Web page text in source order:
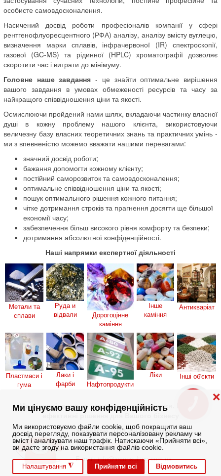
Ми цінуємо вашу конфіденційність
Ми використовуємо файли cookie, щоб покращити ваш
досвід перегляду, показувати персоналізовану рекламу чи
вміст і аналізувати наш трафік. Натискаючи «Прийняти всі»,
ви даєте згоду на використання файлів cookie.
Налаштування ◮ Прийняти всі Відмовитись
❌
особисте самовдосконалення.
Насичений досвід роботи професіоналів компанії у сфері
рентгенофлуоресцентного (РФА) аналізу, аналізу вмісту вуглецю,
визначення марки сплавів, інфрачервоної (IR) спектроскопії,
газової (GC-MS) та рідинної (HPLC) хроматографії дозволяє
скоротити час і витрати до мінімуму.
Головне наше завдання - це знайти оптимальне вирішення
вашого завдання в умовах обмеженості ресурсів та часу за
найкращого співвідношення ціни та якості.
Осмислюючи пройдений нами шлях, вкладаючи частинку власної
душі в кожну проблему нашого клієнта, використовуючи
величезну базу власних теоретичних знань та практичних умінь -
ми з впевненістю можемо вважати нашими перевагами:
значний досвід роботи;
бажання допомогти кожному клієнту;
постійний саморозвиток та самовдосконалення;
оптимальне співвідношення ціни та якості;
пошук оптимального рішення кожного питання;
чітке дотримання строків та прагнення досягти ще більшої
економії часу;
забезпечення більш високого рівня комфорту та безпеки;
дотримання абсолютної конфіденційності.
Наші напрямки експертної діяльності
Метали та
сплави
Руда и
відвали
Дорогоцінне
каміння
Інше
каміння
Антикваріат
Пластмаси і
гума
Лаки і
фарби
Нафтопродукти
Ліки Інші об'єкти
Ми відповідаємо за власні слова та справи. Ми - це
ефективні рішення для Вашого бізнесу
З повагою, ТОВ «Ін Консалтинг»
Тел.:+380672316316
E-mail:info@inconsulting.com.ua